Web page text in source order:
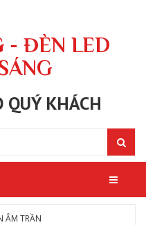
- ĐÈN LED
KHÁCH
ÂM TRẦN